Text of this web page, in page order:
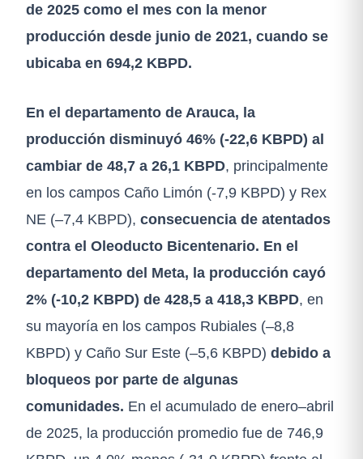
de 2025 como el mes con la menor
producción desde junio de 2021, cuando se
ubicaba en 694,2 KBPD.
En el departamento de Arauca, la
producción disminuyó 46% (-22,6 KBPD) al
cambiar de 48,7 a 26,1 KBPD, principalmente
en los campos Caño Limón (-7,9 KBPD) y Rex
NE (–7,4 KBPD), consecuencia de atentados
contra el Oleoducto Bicentenario. En el
departamento del Meta, la producción cayó
2% (-10,2 KBPD) de 428,5 a 418,3 KBPD, en
su mayoría en los campos Rubiales (–8,8
KBPD) y Caño Sur Este (–5,6 KBPD) debido a
bloqueos por parte de algunas
comunidades. En el acumulado de enero–abril
de 2025, la producción promedio fue de 746,9